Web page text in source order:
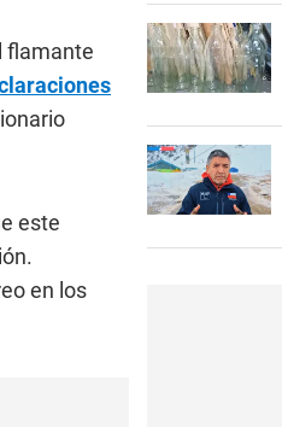
flamante
este
en los